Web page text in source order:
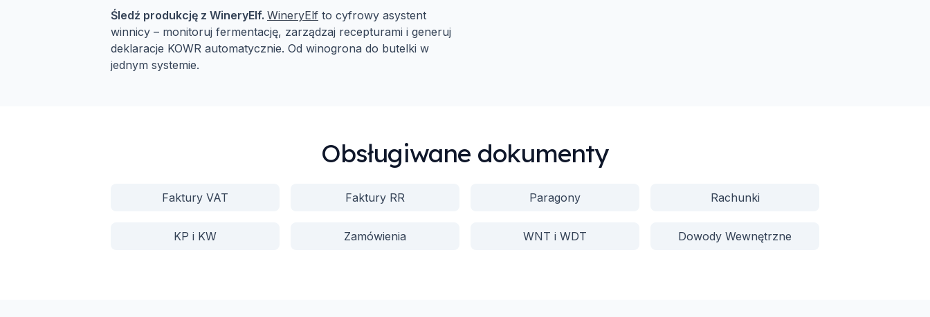
Śledź produkcję z WineryElf. WineryElf to cyfrowy asystent
winnicy – monitoruj fermentację, zarządzaj recepturami i generuj
deklaracje KOWR automatycznie. Od winogrona do butelki w
jednym systemie.
Obsługiwane dokumenty
Faktury VAT Faktury RR Paragony Rachunki
KP i KW Zamówienia WNT i WDT Dowody Wewnętrzne